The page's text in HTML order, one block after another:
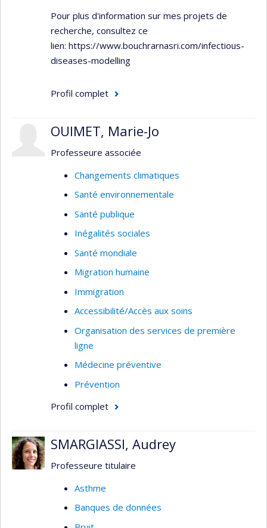
Asie du sud
Asie du sud-est
Canada
Pour plus d'information sur mes projets de
recherche, consultez ce
lien: https://www.bouchrarnasri.com/infectious-
diseases-modelling
Profil complet
OUIMET, Marie-Jo
Professeure associée
Changements climatiques
Santé environnementale
Santé publique
Inégalités sociales
Santé mondiale
Migration humaine
Immigration
Accessibilité/Accès aux soins
Organisation des services de première
ligne
Médecine préventive
Prévention
Profil complet
SMARGIASSI, Audrey
Professeure titulaire
Asthme
Banques de données